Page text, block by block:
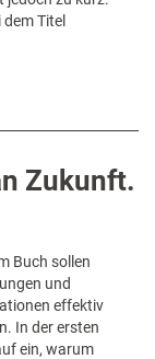
Titel
Zukunft.
Buch sollen
und
effektiv
In der ersten
ein, warum